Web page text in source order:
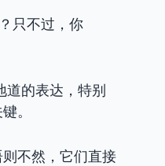
只不过，你
道的表达，特别
。
不然，它们直接